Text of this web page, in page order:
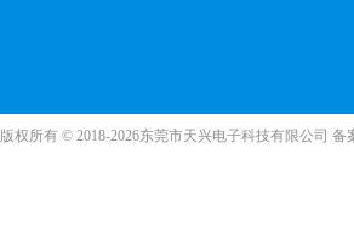
版权所有 © 2018-2026东莞市天兴电子科技有限公司 备